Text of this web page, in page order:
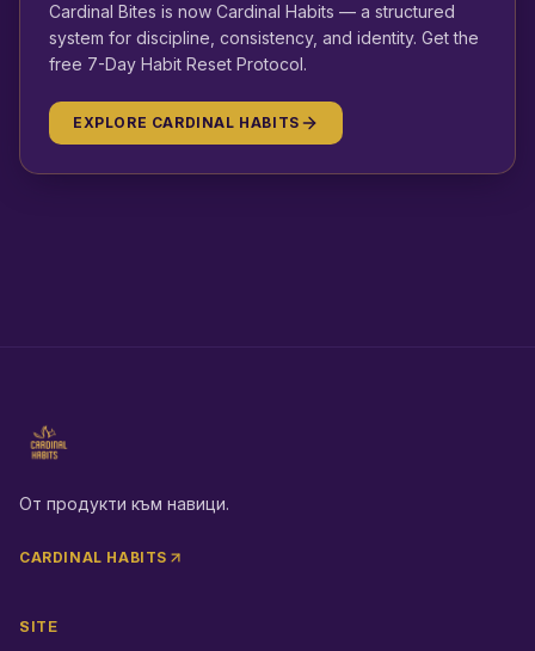
Cardinal Bites is now Cardinal Habits — a structured
system for discipline, consistency, and identity. Get the
free 7-Day Habit Reset Protocol.
EXPLORE CARDINAL HABITS
От продукти към навици.
CARDINAL HABITS
SITE